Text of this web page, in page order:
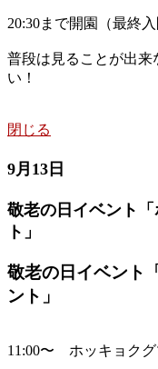
20:30まで開園（最終入
普段は見ることが出来
い！
閉じる
9月13日
敬老の日イベント
ト」
敬老の日イベント
ント」
11:00〜 ホッキョク